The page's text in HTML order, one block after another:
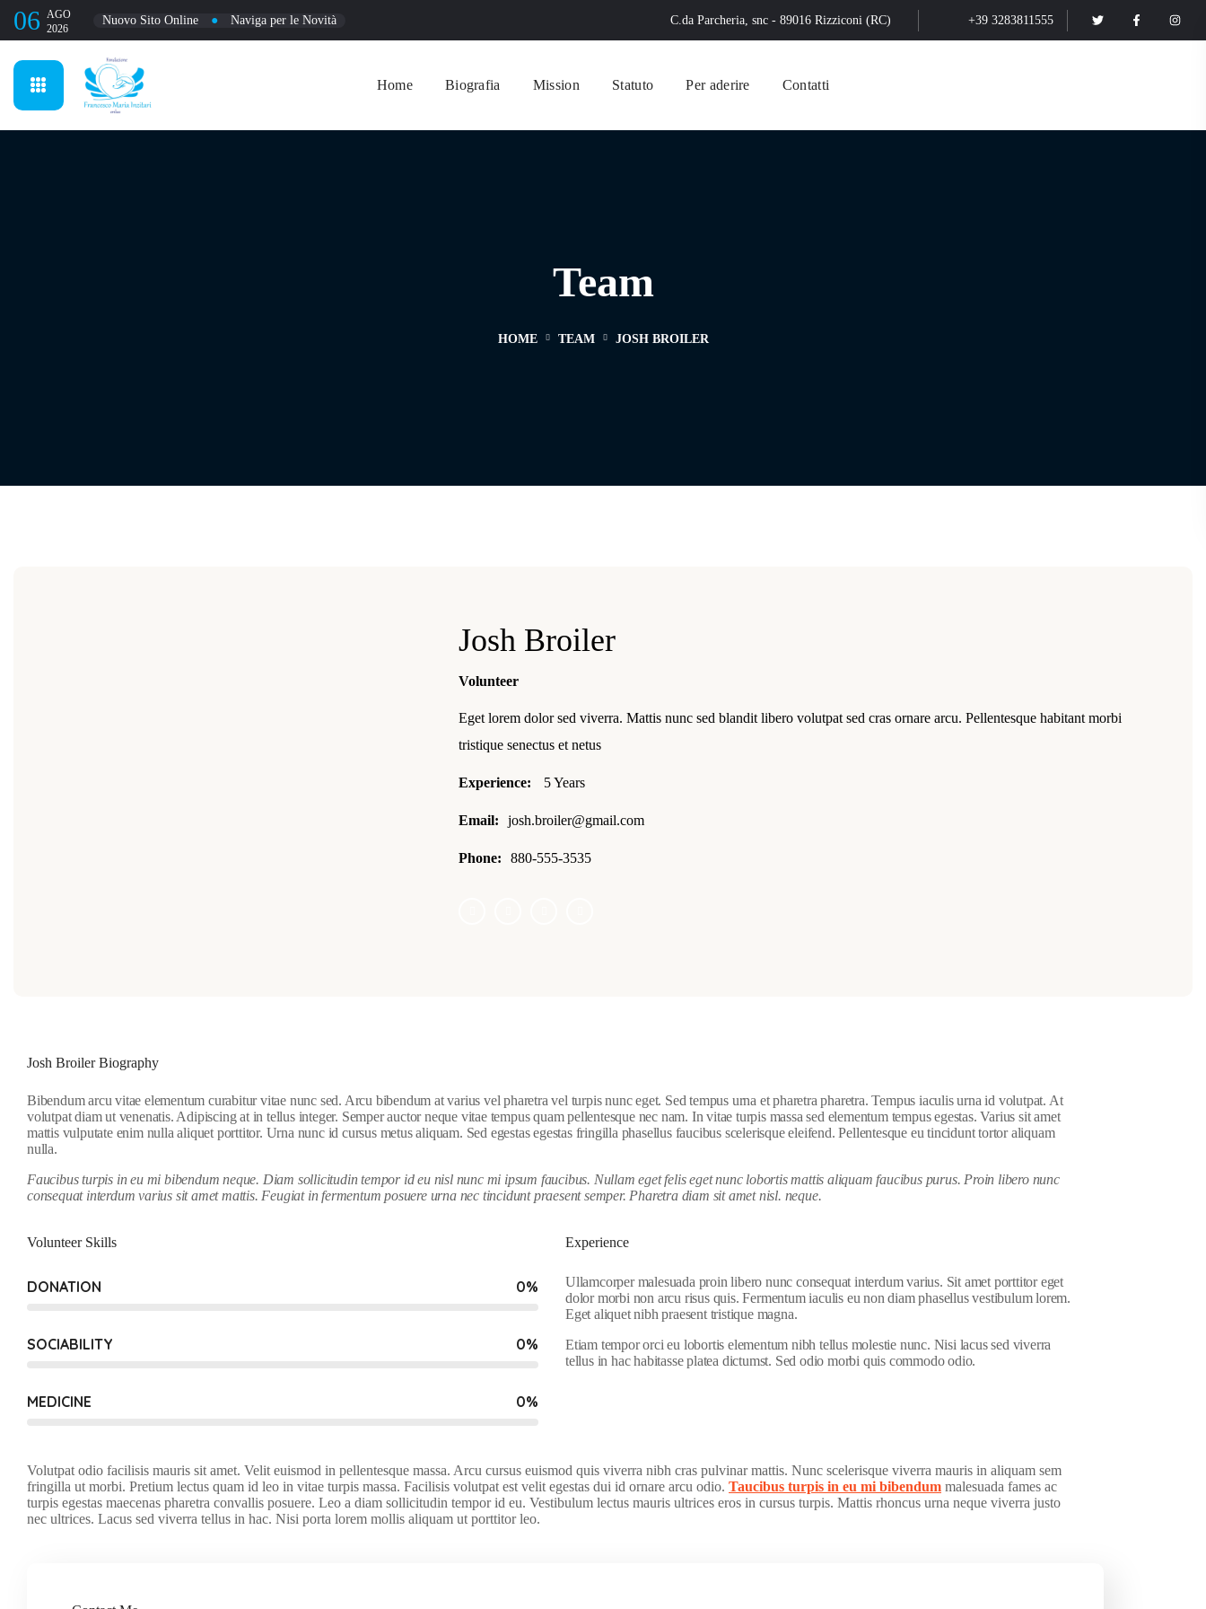
06
AGO
2026
Nuovo Sito Online ● Naviga per le Novità C.da Parcheria, snc - 89016 Rizziconi (RC) +39 3283811555
Home Biografia Mission Statuto Per aderire Contatti
Team
HOME TEAM JOSH BROILER
Josh Broiler
Volunteer
Eget lorem dolor sed viverra. Mattis nunc sed blandit libero volutpat sed cras ornare arcu. Pellentesque habitant morbi
tristique senectus et netus
Experience: 5 Years
Email: josh.broiler@gmail.com
Phone: 880-555-3535
Josh Broiler Biography
Bibendum arcu vitae elementum curabitur vitae nunc sed. Arcu bibendum at varius vel pharetra vel turpis nunc eget. Sed tempus urna et pharetra pharetra. Tempus iaculis urna id volutpat. At
volutpat diam ut venenatis. Adipiscing at in tellus integer. Semper auctor neque vitae tempus quam pellentesque nec nam. In vitae turpis massa sed elementum tempus egestas. Varius sit amet
mattis vulputate enim nulla aliquet porttitor. Urna nunc id cursus metus aliquam. Sed egestas egestas fringilla phasellus faucibus scelerisque eleifend. Pellentesque eu tincidunt tortor aliquam
nulla.
Faucibus turpis in eu mi bibendum neque. Diam sollicitudin tempor id eu nisl nunc mi ipsum faucibus. Nullam eget felis eget nunc lobortis mattis aliquam faucibus purus. Proin libero nunc
consequat interdum varius sit amet mattis. Feugiat in fermentum posuere urna nec tincidunt praesent semper. Pharetra diam sit amet nisl. neque.
Volunteer Skills
DONATION 0%
SOCIABILITY 0%
MEDICINE 0%
Experience
Ullamcorper malesuada proin libero nunc consequat interdum varius. Sit amet porttitor eget
dolor morbi non arcu risus quis. Fermentum iaculis eu non diam phasellus vestibulum lorem.
Eget aliquet nibh praesent tristique magna.
Etiam tempor orci eu lobortis elementum nibh tellus molestie nunc. Nisi lacus sed viverra
tellus in hac habitasse platea dictumst. Sed odio morbi quis commodo odio.
Volutpat odio facilisis mauris sit amet. Velit euismod in pellentesque massa. Arcu cursus euismod quis viverra nibh cras pulvinar mattis. Nunc scelerisque viverra mauris in aliquam sem
fringilla ut morbi. Pretium lectus quam id leo in vitae turpis massa. Facilisis volutpat est velit egestas dui id ornare arcu odio. Taucibus turpis in eu mi bibendum malesuada fames ac
turpis egestas maecenas pharetra convallis posuere. Leo a diam sollicitudin tempor id eu. Vestibulum lectus mauris ultrices eros in cursus turpis. Mattis rhoncus urna neque viverra justo
nec ultrices. Lacus sed viverra tellus in hac. Nisi porta lorem mollis aliquam ut porttitor leo.